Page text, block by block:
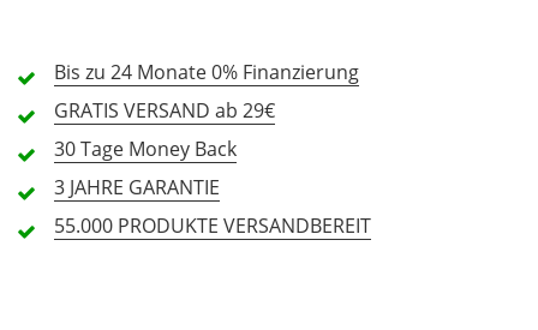
Alle Sprachen
In deiner Sprache gibt es noch keine Textbewertungen.
Bis zu 24 Monate0% Finanzierung
GRATIS VERSAND ab 29€
30 Tage Money Back
3 JAHRE GARANTIE
55.000 PRODUKTE VERSANDBEREIT